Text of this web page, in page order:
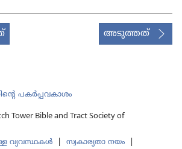
അടുത്തത്
പകർപ്പവകാശം
Tower Bible and Tract Society of
വ്യവസ്ഥകള്‍ സ്വകാര്യതാ നയം